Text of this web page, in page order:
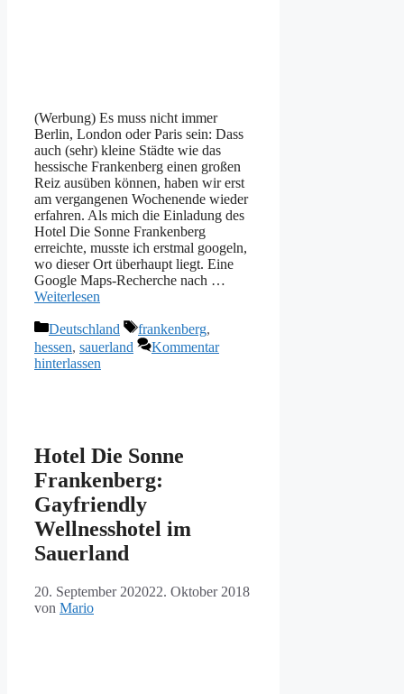
(Werbung) Es muss nicht immer
Berlin, London oder Paris sein: Dass
auch (sehr) kleine Städte wie das
hessische Frankenberg einen großen
Reiz ausüben können, haben wir erst
am vergangenen Wochenende wieder
erfahren. Als mich die Einladung des
Hotel Die Sonne Frankenberg
erreichte, musste ich erstmal googeln,
wo dieser Ort überhaupt liegt. Eine
Google Maps-Recherche nach …
Weiterlesen
Kategorien
Deutschland Schlagwörter
frankenberg,
hessen, sauerland
Kommentar
hinterlassen
Hotel Die Sonne
Frankenberg:
Gayfriendly
Wellnesshotel im
Sauerland
20. September 202022. Oktober 2018
von Mario